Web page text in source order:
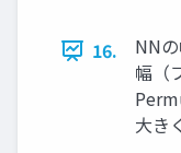
16.
NN
幅（
大き